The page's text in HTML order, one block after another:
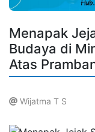
Menapak
Budaya di
Atas
Wijatma T S